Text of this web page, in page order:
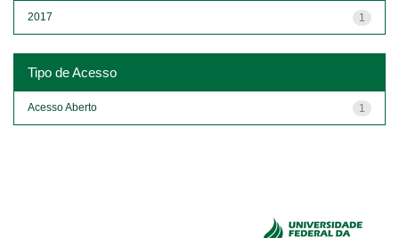
1
2017
Tipo de Acesso
1
Acesso Aberto